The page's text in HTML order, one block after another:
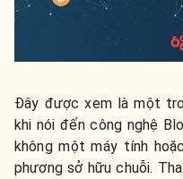
Đây được xem là một
khi nói đến công nghệ
không một máy tính
phương sở hữu chuỗi.